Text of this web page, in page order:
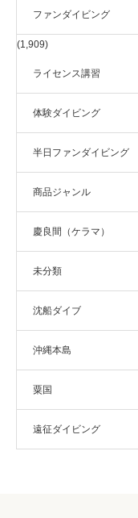
ファンダイビング
(1,909)
ライセンス講習
体験ダイビング
半日ファンダイビング
商品ジャンル
慶良間（ケラマ）
未分類
沈船ダイブ
沖縄本島
粟国
遠征ダイビング